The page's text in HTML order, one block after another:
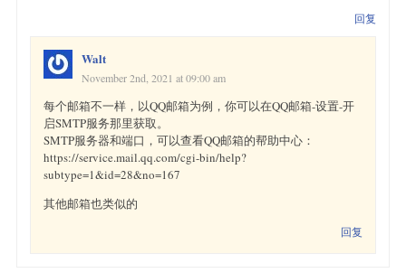
回复
Walt
November 2nd, 2021 at 09:00 am
每个邮箱不一样，以QQ邮箱为例，你可以在QQ邮箱-设置-开
启SMTP服务那里获取。
SMTP服务器和端口，可以查看QQ邮箱的帮助中心：
https://service.mail.qq.com/cgi-bin/help?
subtype=1&id=28&no=167
其他邮箱也类似的
回复